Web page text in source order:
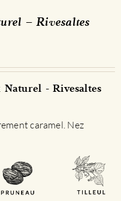
– Rivesaltes
- Rivesaltes
caramel. Nez